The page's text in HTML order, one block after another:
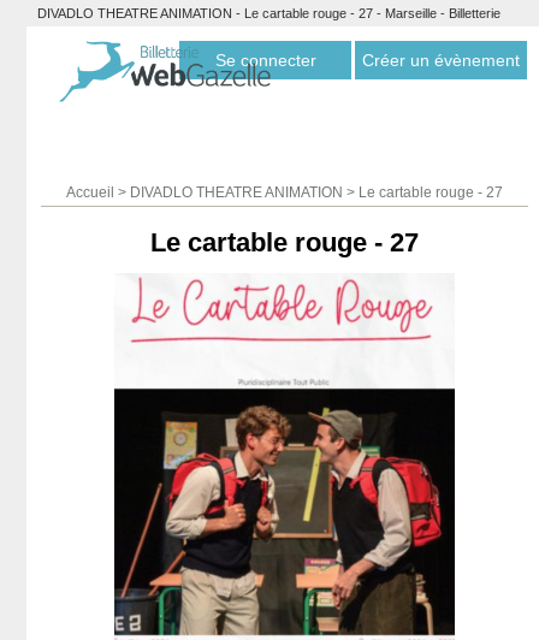
DIVADLO THEATRE ANIMATION - Le cartable rouge - 27 - Marseille - Billetterie
Se connecter Créer un évènement
Accueil > DIVADLO THEATRE ANIMATION > Le cartable rouge - 27
Le cartable rouge - 27